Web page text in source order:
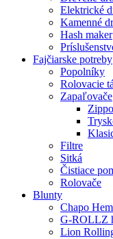
Elektrické
Kamenné
Hash maker
Fajčiarske potreby
Popolníky
Rolovacie
Zapaľovače
Filtre
Sitká
Čistiace
Rolovače
Blunty
Chapo
G-ROLLZ
Lion